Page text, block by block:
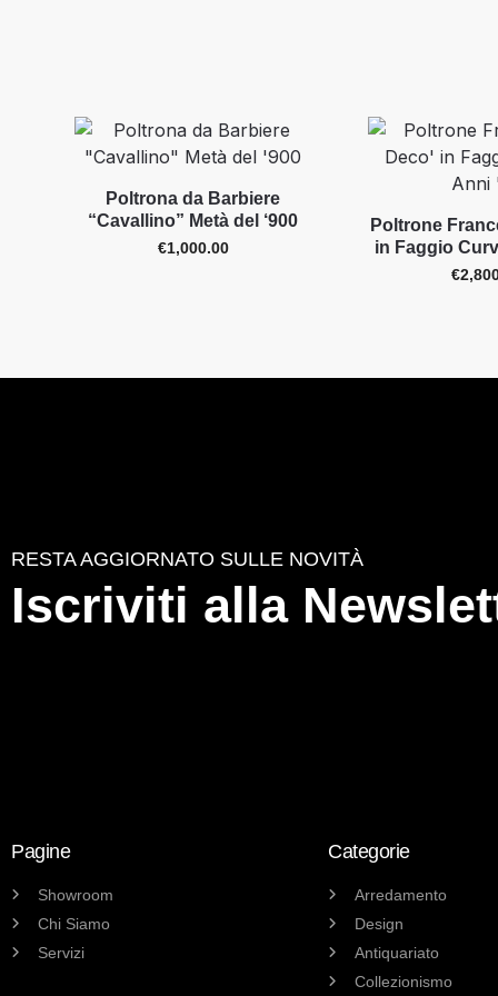
Poltrona da Barbiere
“Cavallino” Metà del ‘900
€1,000.00
Poltrone
in Faggio
€
RESTA AGGIORNATO SULLE NOVITÀ
Iscriviti alla
Pagine
Showroom
Chi Siamo
Servizi
Categorie
Arredamento
Design
Antiquariato
Collezionismo